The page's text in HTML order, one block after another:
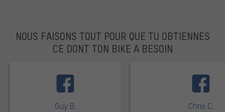
NOUS FAISONS TOUT POUR QUE TU OBTIENNES
CE DONT TON BIKE A BESOIN
Guy B. Chris C.